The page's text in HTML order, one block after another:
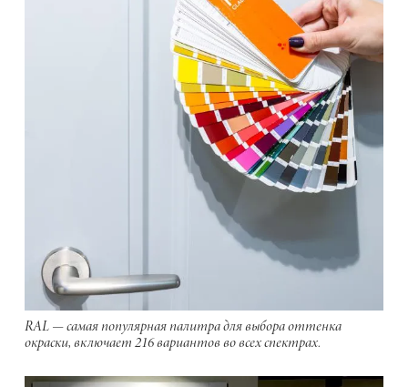
RAL — самая популярная палитра для выбора оттенка
окраски, включает 216 вариантов во всех спектрах.